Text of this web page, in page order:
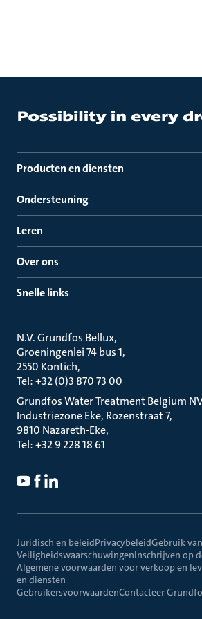
Producten en diensten
Ondersteuning
Leren
Over ons
Snelle links
N.V. Grundfos Bellux
Groeningenlei 74 bus 1
2550 Kontich
Tel: +32 (0)3 870 73 00
Grundfos Water Treatment Belgium NV
Industriezone Eke, Rozenstraat 7
9810 Nazareth-Eke
Tel: +32 9 228 18 61
Juridisch en beleidPrivacybeleidGebruik
VeiligheidswaarschuwingenInschrijven op
Algemene voorwaarden voor verkoop en
en diensten
GebruikersvoorwaardenContacteer